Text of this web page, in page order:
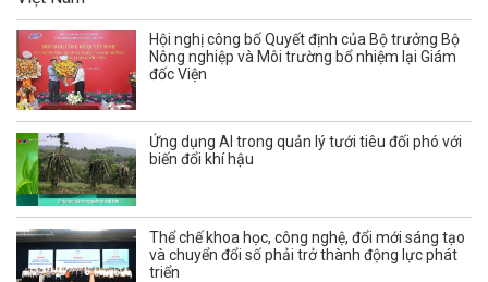
Hội nghị công bố Quyết định của Bộ trưởng Bộ
Nông nghiệp và Môi trường bổ nhiệm lại Giám
đốc Viện
Ứng dụng AI trong quản lý tưới tiêu đối phó với
biến đổi khí hậu
Thể chế khoa học, công nghệ, đổi mới sáng tạo
và chuyển đổi số phải trở thành động lực phát
triển